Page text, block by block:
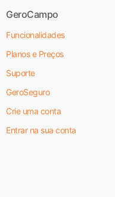
GeroCampo
Funcionalidades
Planos e Preços
Suporte
GeroSeguro
Crie uma conta
Entrar na sua conta